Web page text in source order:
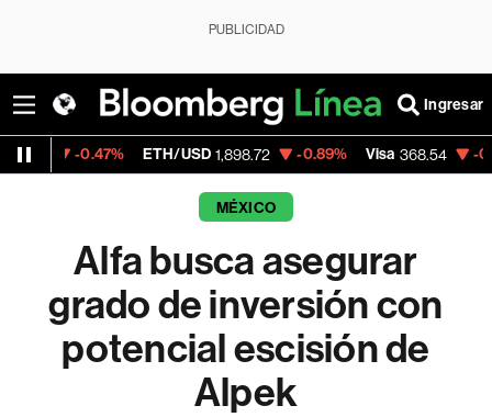
PUBLICIDAD
Ingresar
ETH/USD 1,898.72 -0.89% Visa 368.54 -0.28%
MÉXICO
Alfa busca asegurar
grado de inversión con
potencial escisión de
Alpek